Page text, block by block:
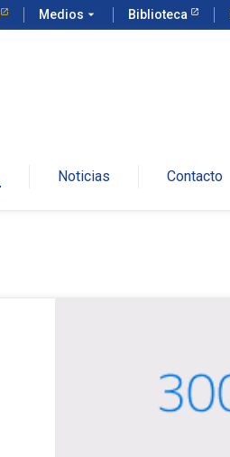
Medios arrow_drop_down Biblioteca
Noticias Contacto